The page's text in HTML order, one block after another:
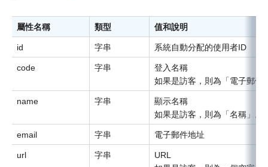
屬性名稱 類型 值和說明
id 字串 系統自動分配的使用者ID
code 字串
登入名稱
如果是訪客，則為「電子郵件
name 字串
顯示名稱
如果是訪客，則為「名稱」。
email 字串 電子郵件地址
url 字串
URL